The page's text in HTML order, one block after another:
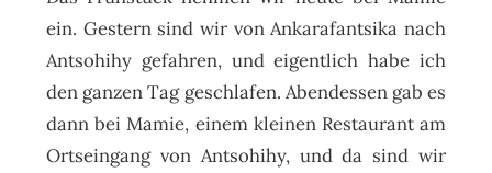
ein. Gestern sind wir von Ankarafantsika nach
Antsohihy gefahren, und eigentlich habe ich
den ganzen Tag geschlafen. Abendessen gab es
dann bei Mamie, einem kleinen Restaurant am
Ortseingang von Antsohihy, und da sind wir